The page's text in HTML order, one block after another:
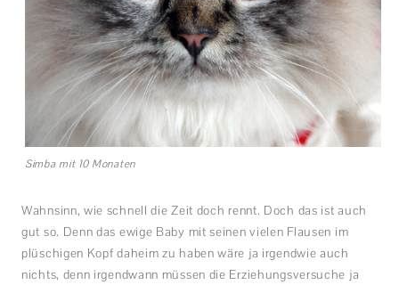
Simba mit 10 Monaten
Wahnsinn, wie schnell die Zeit doch rennt. Doch das ist auch
gut so. Denn das ewige Baby mit seinen vielen Flausen im
plüschigen Kopf daheim zu haben wäre ja irgendwie auch
nichts, denn irgendwann müssen die Erziehungsversuche ja